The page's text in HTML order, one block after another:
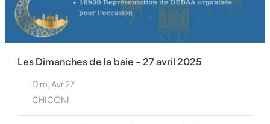
Les Dimanches de la baie - 27 avril 2025
Dim, Avr 27
CHICONI